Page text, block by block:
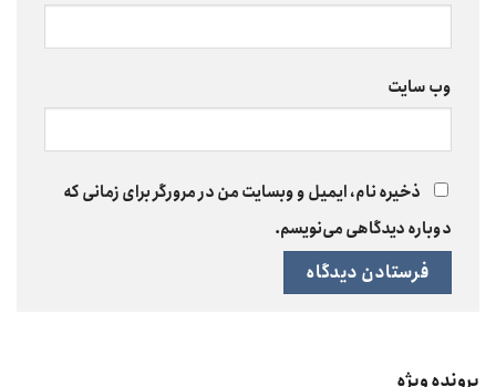
وب‌ سایت
ذخیره نام، ایمیل و وبسایت من در مرورگر برای زمانی که
دوباره دیدگاهی می‌نویسم.
پرونده ویژه